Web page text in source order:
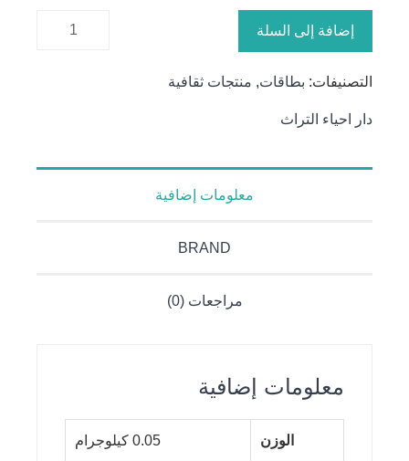
إضافة إلى السلة
التصنيفات: بطاقات, منتجات ثقافية
دار احياء التراث
معلومات إضافية
BRAND
مراجعات (0)
معلومات إضافية
الوزن 0.05 كيلوجرام